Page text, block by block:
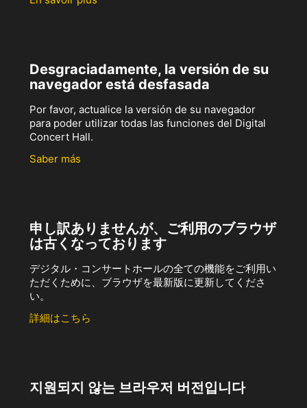
Desgraciadamente, la versión de su
navegador está desfasada
Por favor, actualice la versión de su navegador
para poder utilizar todas las funciones del Digital
Concert Hall.
Saber más
申し訳ありませんが、ご利用のブラウザ
は古くなっております
デジタル・コンサートホールの全ての機能をご利用い
ただくために、ブラウザを最新版に更新してくださ
い。
詳細はこちら
지원되지 않는 브라우저 버전입니다